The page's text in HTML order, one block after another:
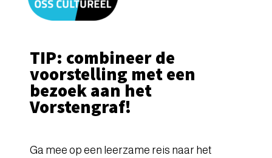
TIP: combineer de
voorstelling met een
bezoek aan het
Vorstengraf!
Ga mee op een leerzame reis naar het